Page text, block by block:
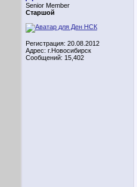
Senior Member
Старшой
Регистрация: 20.08.2012
Адрес: г.Новосибирск
Сообщений: 15,402